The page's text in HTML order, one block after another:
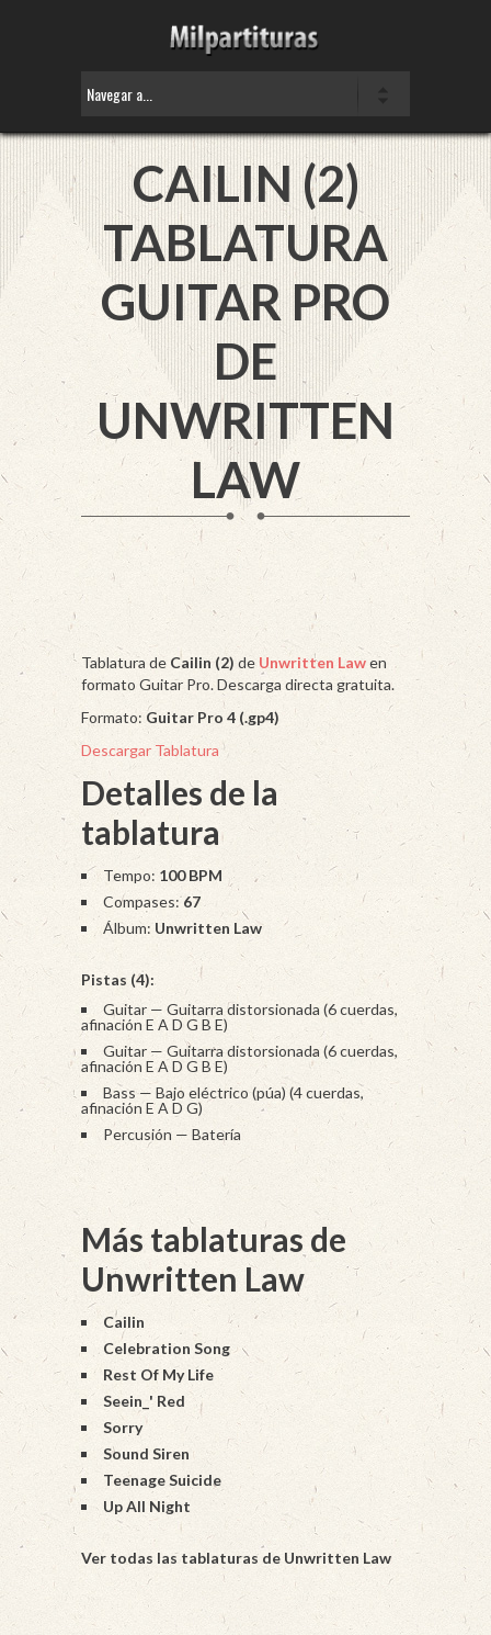
CAILIN (2)
TABLATURA
GUITAR PRO
DE
UNWRITTEN
LAW
Tablatura de Cailin (2) de Unwritten Lawen
formato Guitar Pro. Descarga directa gratuita.
Formato: Guitar Pro 4 (.gp4)
Descargar Tablatura
Detalles de la
tablatura
Tempo: 100 BPM
Compases:67
Álbum: Unwritten Law
Pistas (4):
Guitar — Guitarra distorsionada (6 cuerdas,
afinación E A D G B E)
Guitar — Guitarra distorsionada (6 cuerdas,
afinación E A D G B E)
Bass — Bajo eléctrico (púa) (4 cuerdas,
afinación E A D G)
Percusión — Batería
Más tablaturas de
Unwritten Law
Cailin
Celebration Song
Rest Of My Life
Seein_' Red
Sorry
Sound Siren
Teenage Suicide
Up All Night
Ver todas las tablaturas de Unwritten Law